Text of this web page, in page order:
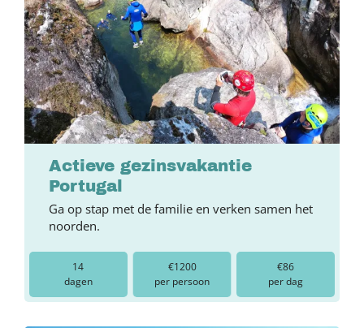
Actieve gezinsvakantie
Portugal
Ga op stap met de familie en verken samen het
noorden.
14
dagen
€1200
per persoon
€86
per dag